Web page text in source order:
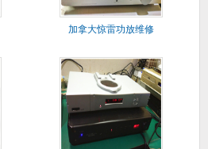
加拿大惊雷功放维修